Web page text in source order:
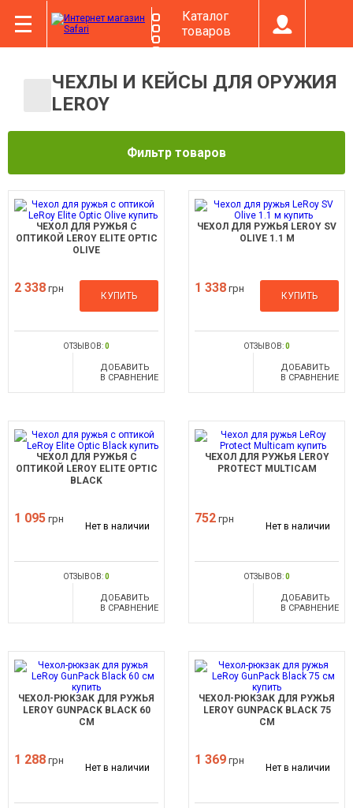
Каталог
товаров
ЧЕХЛЫ И КЕЙСЫ ДЛЯ ОРУЖИЯ
LEROY
Фильтр товаров
ЧЕХОЛ ДЛЯ РУЖЬЯ С
ОПТИКОЙ LEROY ELITE OPTIC
OLIVE
2 338 грн
КУПИТЬ
ОТЗЫВОВ:0
ДОБАВИТЬ
В СРАВНЕНИЕ
ЧЕХОЛ ДЛЯ РУЖЬЯ LEROY SV
OLIVE 1.1 М
1 338 грн
КУПИТЬ
ОТЗЫВОВ:0
ДОБАВИТЬ
В СРАВНЕНИЕ
ЧЕХОЛ ДЛЯ РУЖЬЯ С
ОПТИКОЙ LEROY ELITE OPTIC
BLACK
1 095 грн
Нет в наличии
ОТЗЫВОВ:0
ДОБАВИТЬ
В СРАВНЕНИЕ
ЧЕХОЛ ДЛЯ РУЖЬЯ LEROY
PROTECT MULTICAM
752 грн
Нет в наличии
ОТЗЫВОВ:0
ДОБАВИТЬ
В СРАВНЕНИЕ
ЧЕХОЛ-РЮКЗАК ДЛЯ РУЖЬЯ
LEROY GUNPACK BLACK 60
СМ
1 288 грн
Нет в наличии
ЧЕХОЛ-РЮКЗАК ДЛЯ РУЖЬЯ
LEROY GUNPACK BLACK 75
СМ
1 369 грн
Нет в наличии